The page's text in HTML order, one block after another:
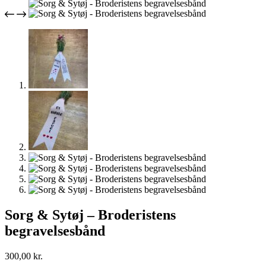
Sorg & Sytøj – Broderistens
begravelsesbånd
300,00 kr.